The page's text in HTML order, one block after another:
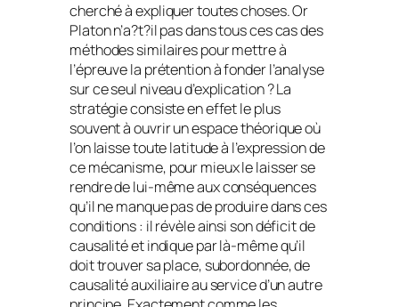
cherché à expliquer toutes choses. Or
Platon n’a?t?il pas dans tous ces cas des
méthodes similaires pour mettre à
l’épreuve la prétention à fonder l’analyse
sur ce seul niveau d’explication ? La
stratégie consiste en effet le plus
souvent à ouvrir un espace théorique où
l’on laisse toute latitude à l’expression de
ce mécanisme, pour mieux le laisser se
rendre de lui-même aux conséquences
qu’il ne manque pas de produire dans ces
conditions : il révèle ainsi son déficit de
causalité et indique par là-même qu’il
doit trouver sa place, subordonnée, de
causalité auxiliaire au service d’un autre